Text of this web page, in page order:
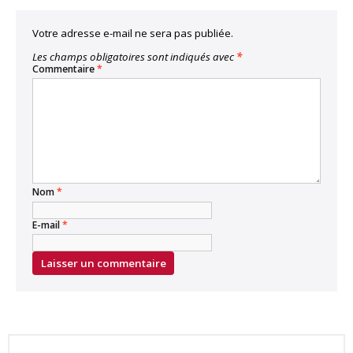
Votre adresse e-mail ne sera pas publiée.
Les champs obligatoires sont indiqués avec *
Commentaire*
Nom*
E-mail*